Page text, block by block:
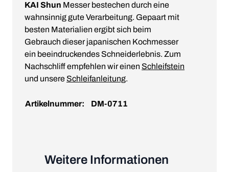
KAI Shun Messer bestechen durch eine
wahnsinnig gute Verarbeitung. Gepaart mit
besten Materialien ergibt sich beim
Gebrauch dieser japanischen Kochmesser
ein beeindruckendes Schneiderlebnis. Zum
Nachschliff empfehlen wir einen Schleifstein
und unsere Schleifanleitung.
Artikelnummer: DM-0711
Weitere Informationen